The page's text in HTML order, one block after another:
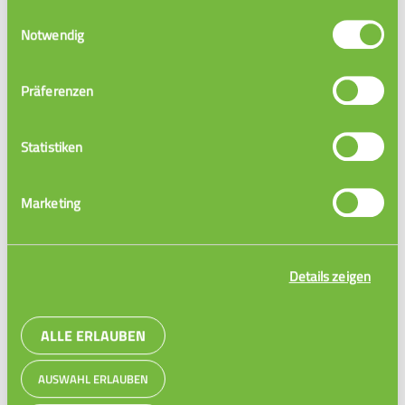
Notwendig
Präferenzen
Statistiken
Marketing
Details zeigen
ALLE ERLAUBEN
AUSWAHL ERLAUBEN